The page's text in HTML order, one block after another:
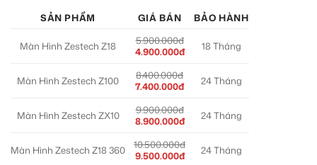
SẢN PHẨM GIÁ BÁN BẢO HÀNH
Màn Hình Zestech Z18
5.900.000đ
4.900.000đ
18 Tháng
Màn Hình Zestech Z100
8.400.000đ
7.400.000đ
24 Tháng
Màn Hình Zestech ZX10
9.900.000đ
8.900.000đ
24 Tháng
Màn Hình Zestech Z18 360
10.500.000đ
9.500.000đ
24 Tháng